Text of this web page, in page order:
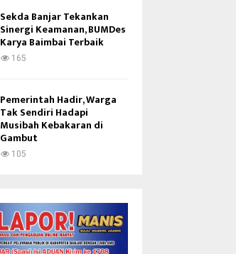
Sekda Banjar Tekankan
Sinergi Keamanan, BUMDes
Karya Baimbai Terbaik
165
Pemerintah Hadir, Warga
Tak Sendiri Hadapi
Musibah Kebakaran di
Gambut
105